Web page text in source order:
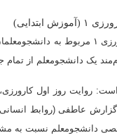
۱ (
آموزش ابتدایی)
۱ مربوط به
یک دانشجومعلم از
روایت روز اول
گزارش عاطفی (روابط
دانشجومعلم نسبت به